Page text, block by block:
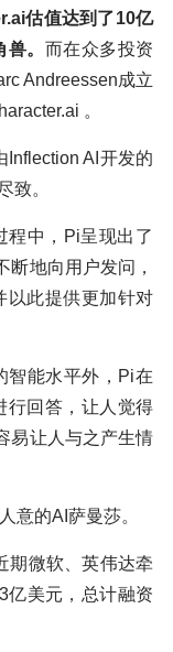
估值达到了10亿
。 而在众多投资
Andreessen成立
。
Inflection AI开发的
致。
程中，Pi呈现出了
断地向用户发问，
以此提供更加针对
智能水平外，Pi在
行回答，让人觉得
易让人与之产生情
意的AI萨曼莎。
期微软、英伟达牵
亿美元，总计融资